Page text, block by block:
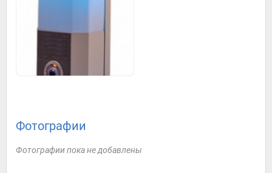
Фотографии
Фотографии пока не добавлены